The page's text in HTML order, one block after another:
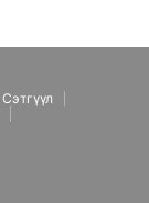
Сэтгүүл